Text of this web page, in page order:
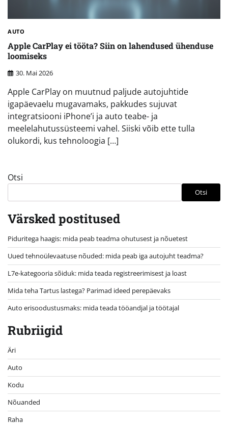
AUTO
Apple CarPlay ei tööta? Siin on lahendused ühenduse
loomiseks
30. Mai 2026
Apple CarPlay on muutnud paljude autojuhtide
igapäevaelu mugavamaks, pakkudes sujuvat
integratsiooni iPhone’i ja auto teabe- ja
meelelahutussüsteemi vahel. Siiski võib ette tulla
olukordi, kus tehnoloogia […]
Otsi
Otsi
Värsked postitused
Piduritega haagis: mida peab teadma ohutusest ja nõuetest
Uued tehnoülevaatuse nõuded: mida peab iga autojuht teadma?
L7e-kategooria sõiduk: mida teada registreerimisest ja loast
Mida teha Tartus lastega? Parimad ideed perepäevaks
Auto erisoodustusmaks: mida teada tööandjal ja töötajal
Rubriigid
Äri
Auto
Kodu
Nõuanded
Raha